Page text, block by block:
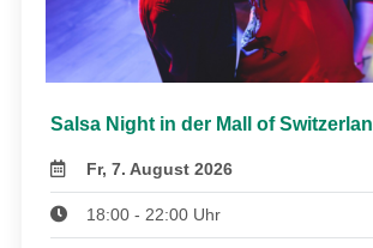
Salsa Night in der Mall of
Fr, 7. August 2026
18:00 - 22:00 Uhr